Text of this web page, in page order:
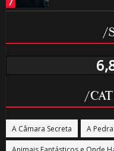
/
/
A Câmara Secreta A